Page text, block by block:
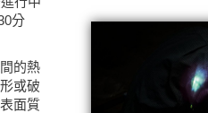
分
的熱
或破
面質